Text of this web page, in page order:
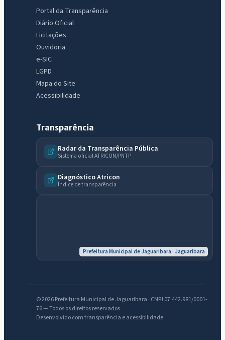
Portal da Transparência
Diário Oficial
Licitações
Ouvidoria
e-SIC
LGPD
Mapa do Site
Acessibilidade
Transparência
Radar da Transparência Pública
Sistema oficial ATRICON/PNTP
Diagnóstico Atricon
Índice de transparência
Prefeitura Municipal de Jaguaribara · Jaguaribara
© 2026 Prefeitura Municipal de Jaguaribara · CNPJ 07.442.981/0001-
76 — Todos os direitos reservados
Desenvolvido com transparência e acessibilidade
IntGest AI
Assistente do Portal
Licitações abertas Carta de serviços Diário Oficial